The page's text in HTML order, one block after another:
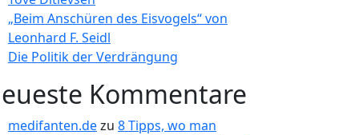
„Beim Anschüren des Eisvogels“ von
Leonhard F. Seidl
Die Politik der Verdrängung
Kommentare
medifanten.dezu 8 Tipps, wo man